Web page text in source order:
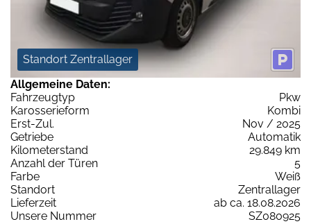
Standort Zentrallager
Allgemeine Daten:
Fahrzeugtyp
Pkw
Karosserieform
Kombi
Erst-Zul.
Nov / 2025
Getriebe
Automatik
Kilometerstand
29.849 km
Anzahl der Türen
5
Farbe
Weiß
Standort
Zentrallager
Lieferzeit
ab ca. 18.08.2026
Unsere Nummer
SZ080925